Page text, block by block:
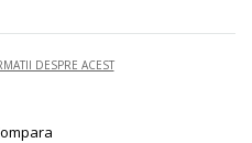
DESPRE ACEST